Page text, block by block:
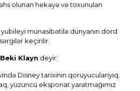
olunan hekayə və toxunulan
münasibətilə dünyanın dörd
keçirilir.
Beki Klayn deyir:
Disney tarixinin qoruyucularıyıq.
yüzüncü eksponat yaratmağımız